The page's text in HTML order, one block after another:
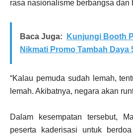
rasa nasionalisme berbangsa dan
Baca Juga:
Kunjungi Booth
Nikmati Promo Tambah Daya
“Kalau pemuda sudah lemah,
lemah. Akibatnya, negara akan
Dalam kesempatan tersebut,
peserta kaderisasi untuk